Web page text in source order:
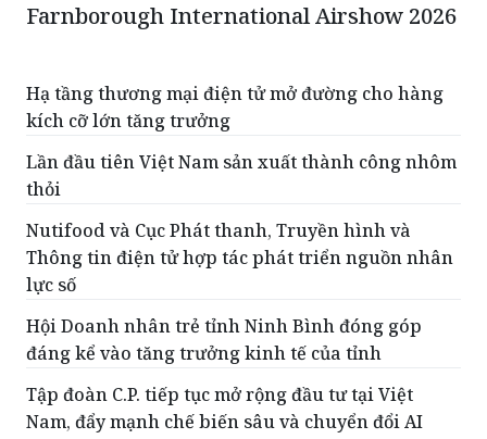
Farnborough International Airshow 2026
Hạ tầng thương mại điện tử mở đường cho hàng
kích cỡ lớn tăng trưởng
Lần đầu tiên Việt Nam sản xuất thành công nhôm
thỏi
Nutifood và Cục Phát thanh, Truyền hình và
Thông tin điện tử hợp tác phát triển nguồn nhân
lực số
Hội Doanh nhân trẻ tỉnh Ninh Bình đóng góp
đáng kể vào tăng trưởng kinh tế của tỉnh
Tập đoàn C.P. tiếp tục mở rộng đầu tư tại Việt
Nam, đẩy mạnh chế biến sâu và chuyển đổi AI